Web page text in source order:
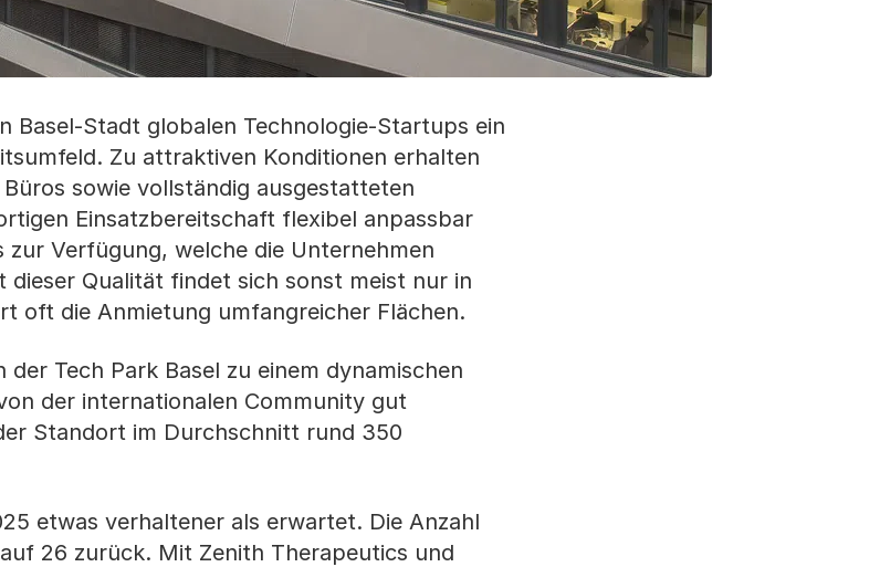
Basel-Stadt globalen Technologie-Startups ein
Zu attraktiven Konditionen erhalten
sowie vollständig ausgestatteten
Einsatzbereitschaft flexibel anpassbar
zur Verfügung, welche die Unternehmen
Qualität findet sich sonst meist nur in
oft die Anmietung umfangreicher Flächen.
Tech Park Basel zu einem dynamischen
der internationalen Community gut
Standort im Durchschnitt rund 350
etwas verhaltener als erwartet. Die Anzahl
26 zurück. Mit Zenith Therapeutics und